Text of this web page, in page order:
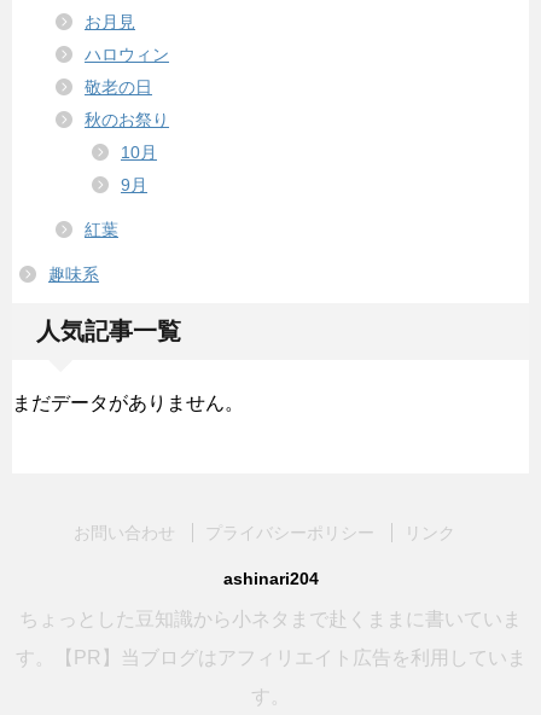
お月見
ハロウィン
敬老の日
秋のお祭り
10月
9月
紅葉
趣味系
人気記事一覧
まだデータがありません。
お問い合わせ プライバシーポリシー リンク
ashinari204
ちょっとした豆知識から小ネタまで赴くままに書いていま
す。【PR】当ブログはアフィリエイト広告を利用していま
す。